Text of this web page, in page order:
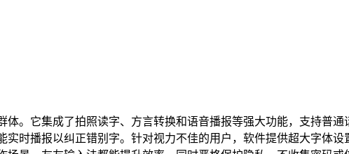
。它集成了拍照读字、方言转换和语音播报等强大功能，支持普通
时播报以纠正错别字。针对视力不佳的用户，软件提供超大字体